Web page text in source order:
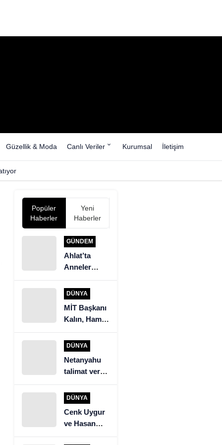
Güzellik & Moda Canlı Veriler Kurumsal İletişim
Popüler
Haberler
Yeni
Haberler
GÜNDEM
Ahlat’ta
Anneler
Günü Yemek
Yarışması
DÜNYA
MİT Başkanı
Kalın, Hamas
heyeti ile
görüştü
DÜNYA
Netanyahu
talimat verdi.
İsrail ordusu
Beyrut’un
güneyine
saldırıyor
DÜNYA
Cenk Uygur
ve Hasan
Piker’den